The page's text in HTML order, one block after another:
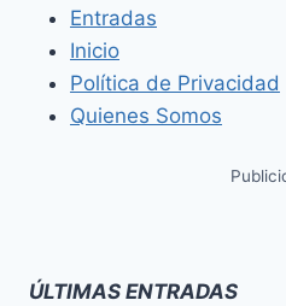
Entradas
Inicio
Política de Privacidad
Quienes Somos
ÚLTIMAS ENTRADAS